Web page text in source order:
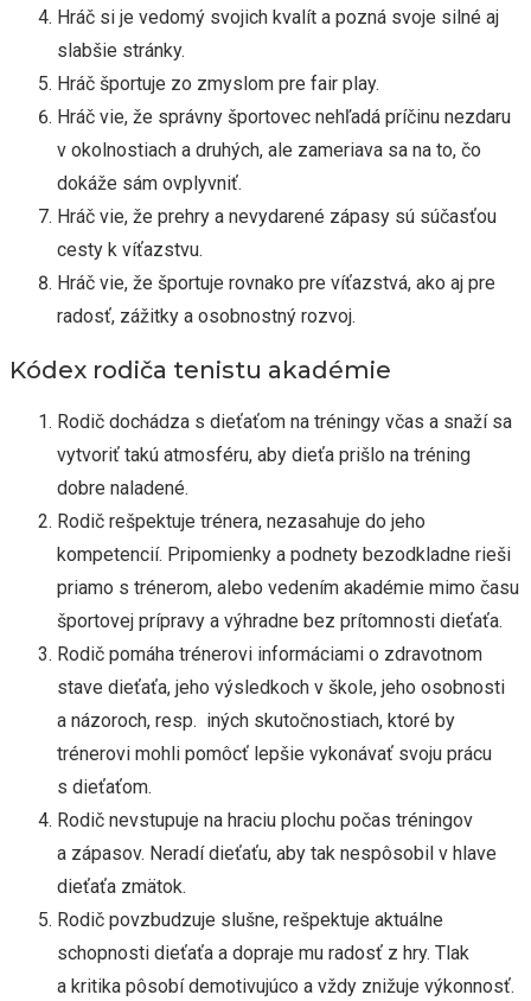
Hráč si je vedomý svojich kvalít a pozná svoje silné aj
slabšie stránky.
Hráč športuje zo zmyslom pre fair play.
Hráč vie, že správny športovec nehľadá príčinu nezdaru
v okolnostiach a druhých, ale zameriava sa na to, čo
dokáže sám ovplyvniť.
Hráč vie, že prehry a nevydarené zápasy sú súčasťou
cesty k víťazstvu.
Hráč vie, že športuje rovnako pre víťazstvá, ako aj pre
radosť, zážitky a osobnostný rozvoj.
Kódex rodiča tenistu akadémie
Rodič dochádza s dieťaťom na tréningy včas a snaží sa
vytvoriť takú atmosféru, aby dieťa prišlo na tréning
dobre naladené.
Rodič rešpektuje trénera, nezasahuje do jeho
kompetencií. Pripomienky a podnety bezodkladne rieši
priamo s trénerom, alebo vedením akadémie mimo času
športovej prípravy a výhradne bez prítomnosti dieťaťa.
Rodič pomáha trénerovi informáciami o zdravotnom
stave dieťaťa, jeho výsledkoch v škole, jeho osobnosti
a názoroch, resp. iných skutočnostiach, ktoré by
trénerovi mohli pomôcť lepšie vykonávať svoju prácu
s dieťaťom.
Rodič nevstupuje na hraciu plochu počas tréningov
a zápasov. Neradí dieťaťu, aby tak nespôsobil v hlave
dieťaťa zmätok.
Rodič povzbudzuje slušne, rešpektuje aktuálne
schopnosti dieťaťa a dopraje mu radosť z hry. Tlak
a kritika pôsobí demotivujúco a vždy znižuje výkonnosť.